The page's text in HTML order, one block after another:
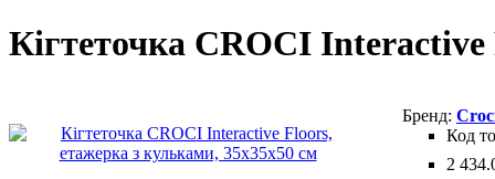
Кігтеточка CROCI
2 434.